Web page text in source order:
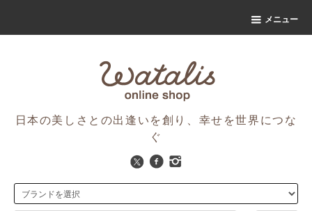
メニュー
日本の美しさとの出逢いを創り、幸せを世界につな
ぐ